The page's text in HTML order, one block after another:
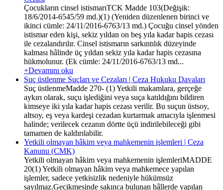
Çocukların cinsel istismarıTCK Madde 103(Değişik:
18/6/2014-6545/59 md.)(1) (Yeniden düzenlenen birinci ve
ikinci cümle: 24/11/2016-6763/13 md.) Çocuğu cinsel yönden
istismar eden kişi, sekiz yıldan on beş yıla kadar hapis cezası
ile cezalandırılır. Cinsel istismarın sarkıntılık düzeyinde
kalması hâlinde üç yıldan sekiz yıla kadar hapis cezasına
hükmolunur. (Ek cümle: 24/11/2016-6763/13 md...
+Devamını oku
Suç üstlenme Suçları ve Cezaları | Ceza Hukuku Davaları
Suç üstlenmeMadde 270- (1) Yetkili makamlara, gerçeğe
aykırı olarak, suçu işlediğini veya suça katıldığını bildiren
kimseye iki yıla kadar hapis cezası verilir. Bu suçun üstsoy,
altsoy, eş veya kardeşi cezadan kurtarmak amacıyla işlenmesi
halinde; verilecek cezanın dörtte üçü indirilebileceği gibi
tamamen de kaldırılabilir.
Yetkili olmayan hâkim veya mahkemenin işlemleri | Ceza
Kanunu (CMK)
Yetkili olmayan hâkim veya mahkemenin işlemleriMADDE
20(1) Yetkili olmayan hâkim veya mahkemece yapılan
işlemler, sadece yetkisizlik nedeniyle hükümsüz
sayılmaz.Gecikmesinde sakınca bulunan hâllerde yapılan